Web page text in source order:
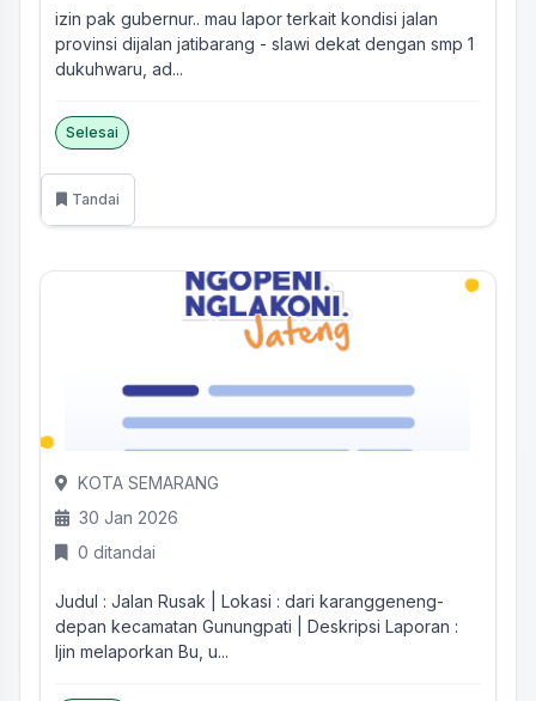
izin pak gubernur.. mau lapor terkait kondisi jalan
provinsi dijalan jatibarang - slawi dekat dengan smp 1
dukuhwaru, ad...
Selesai
Tandai
KOTA SEMARANG
30 Jan 2026
0 ditandai
Judul : Jalan Rusak | Lokasi : dari karanggeneng-
depan kecamatan Gunungpati | Deskripsi Laporan :
Ijin melaporkan Bu, u...